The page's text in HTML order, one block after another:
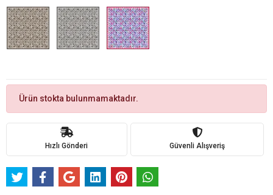
Ürün stokta bulunmamaktadır.
Hızlı Gönderi Güvenli Alışveriş